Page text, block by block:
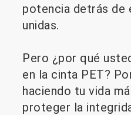
potencia detrás de
unidas.
Pero ¿por qué
en la cinta PET?
haciendo tu vida
proteger la